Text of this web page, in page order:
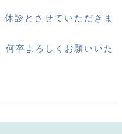
診とさせていただきま
何卒よろしくお願いいた